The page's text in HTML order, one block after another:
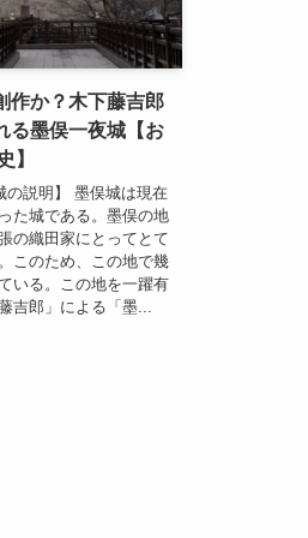
作か？木下藤吉郎
る墨俣一夜城【お
】
の説明】 墨俣城は現在
た城である。墨俣の地
の織田家にとってとて
このため、この地で幾
いる。この地を一躍有
吉郎」による「墨...